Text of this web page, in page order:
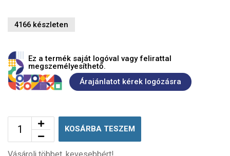
4166 készleten
Ez a termék saját logóval vagy felirattal
megszemélyesíthető.
Árajánlatot kérek logózásra
KOSÁRBA TESZEM